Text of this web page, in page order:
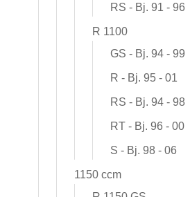
RS - Bj. 91 - 96
R 1100
GS - Bj. 94 - 99
R - Bj. 95 - 01
RS - Bj. 94 - 98
RT - Bj. 96 - 00
S - Bj. 98 - 06
1150 ccm